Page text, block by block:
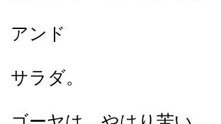
アンド
サラダ。